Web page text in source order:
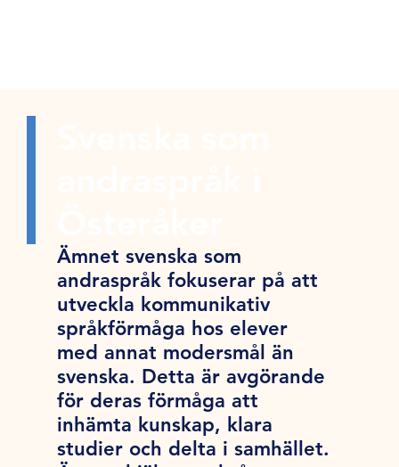
Ämnet svenska som
andraspråk fokuserar på att
utveckla kommunikativ
språkförmåga hos elever
med annat modersmål än
svenska. Detta är avgörande
för deras förmåga att
inhämta kunskap, klara
studier och delta i samhället.